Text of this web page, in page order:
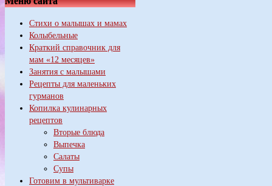
Стихи о малышах и мамах
Колыбельные
Краткий справочник для
мам «12 месяцев»
Занятия с малышами
Рецепты для маленьких
гурманов
Копилка кулинарных
рецептов
Вторые блюда
Выпечка
Салаты
Супы
Готовим в мультиварке